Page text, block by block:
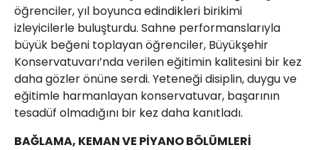
öğrenciler, yıl boyunca edindikleri birikimi
izleyicilerle buluşturdu. Sahne performanslarıyla
büyük beğeni toplayan öğrenciler, Büyükşehir
Konservatuvarı’nda verilen eğitimin kalitesini bir kez
daha gözler önüne serdi. Yeteneği disiplin, duygu ve
eğitimle harmanlayan konservatuvar, başarının
tesadüf olmadığını bir kez daha kanıtladı.
BAĞLAMA, KEMAN VE PİYANO BÖLÜMLERİ